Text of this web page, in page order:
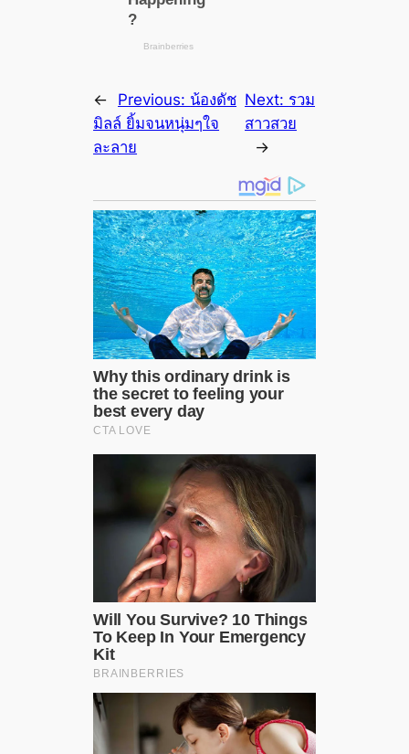
← Previous: น้องดัช
มิลล์ ยิ้มจนหนุ่มๆใจ
ละลาย
Next: รวม
สาวสวย
→